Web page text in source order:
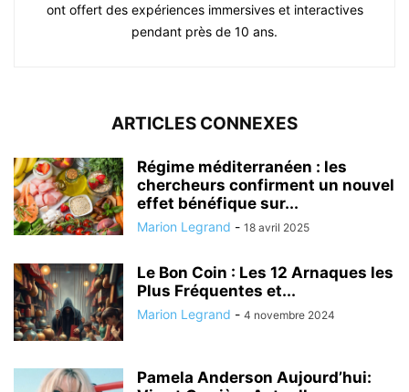
ont offert des expériences immersives et interactives
pendant près de 10 ans.
ARTICLES CONNEXES
Régime méditerranéen : les
chercheurs confirment un nouvel
effet bénéfique sur...
Marion Legrand - 18 avril 2025
Le Bon Coin : Les 12 Arnaques les
Plus Fréquentes et...
Marion Legrand - 4 novembre 2024
Pamela Anderson Aujourd’hui: